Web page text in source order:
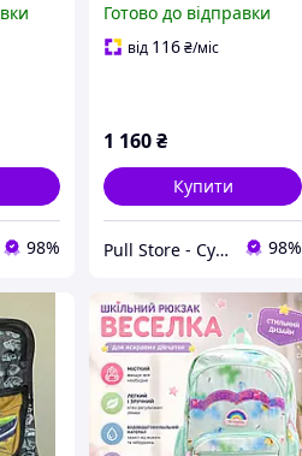
98%
рюкзаки для
початкових класів
Готово до відправки
від 116₴/міс
1 160₴
Купити
Pull Store - Cумки, рюкзаки, шапки та інші аксесуари 98%